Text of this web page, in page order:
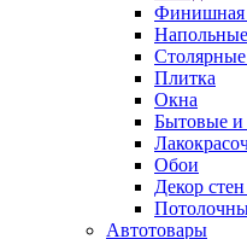
Финишная
Столярные
Плитка
Окна
Бытовые и
Обои
Декор
Автотовары